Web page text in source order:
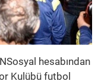
hesabından
Kulübü futbol